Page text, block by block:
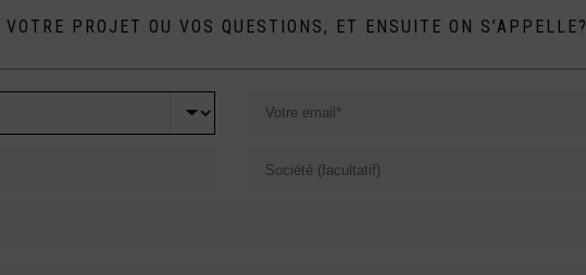
PROJET OU VOS QUESTIONS, ET ENSUITE ON S’APPELLE?